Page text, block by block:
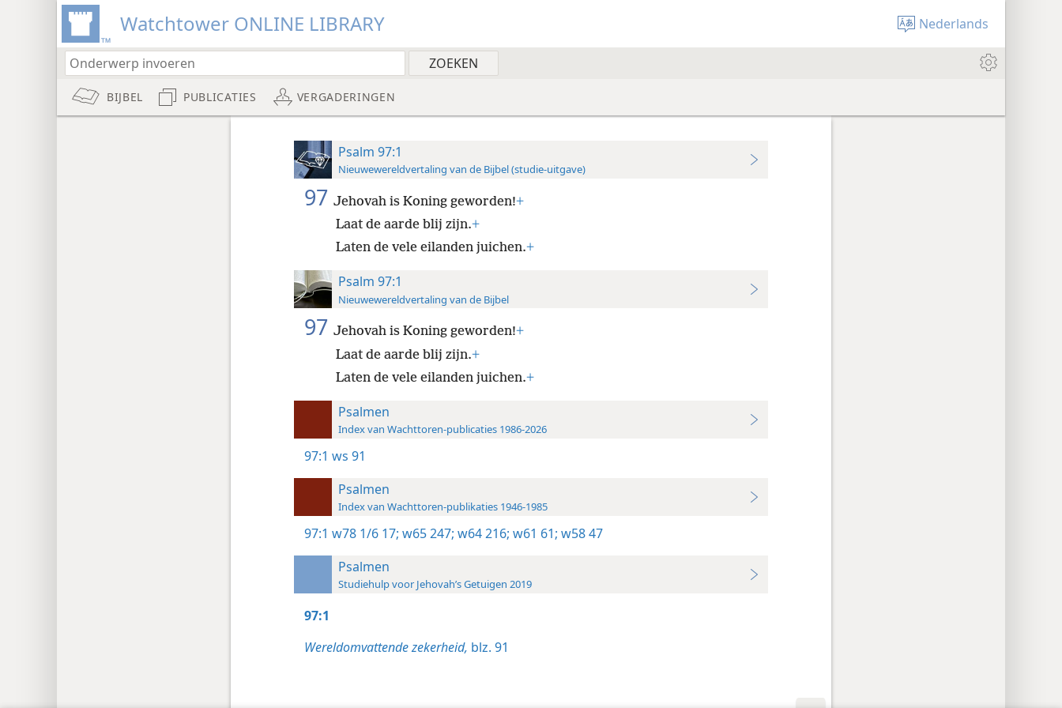
Watchtower ONLINE LIBRARY Nederlands
BIJBEL PUBLICATIES VERGADERINGEN
Psalm 97:1
Nieuwewereldvertaling van de Bijbel (studie-uitgave)
97 Jehovah is Koning geworden!+
Laat de aarde blij zijn.+
Laten de vele eilanden juichen.+
Psalm 97:1
Nieuwewereldvertaling van de Bijbel
97 Jehovah is Koning geworden!+
Laat de aarde blij zijn.+
Laten de vele eilanden juichen.+
Psalmen
Index van Wachttoren-publicaties 1986-2026
97:1 ws 91
Psalmen
Index van Wachttoren-publikaties 1946-1985
97:1 w78 1/6 17; w65 247; w64 216; w61 61; w58 47
Psalmen
Studiehulp voor Jehovah’s Getuigen 2019
97:1
Wereldomvattende zekerheid, blz. 91